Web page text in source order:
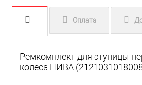
Оплата
Ремкомплект для ступицы
колеса НИВА